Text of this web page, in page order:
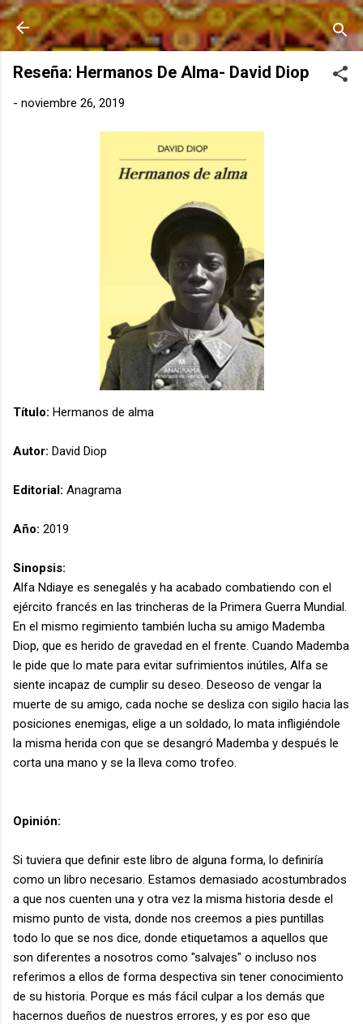
Ir al contenido principal
Reseña: Hermanos De Alma- David Diop
- noviembre 26, 2019
Título: Hermanos de alma
Autor: David Diop
Editorial: Anagrama
Año: 2019
Sinopsis:
Alfa Ndiaye es senegalés y ha acabado combatiendo con el
ejército francés en las trincheras de la Primera Guerra Mundial.
En el mismo regimiento también lucha su amigo Mademba
Diop, que es herido de gravedad en el frente. Cuando Mademba
le pide que lo mate para evitar sufrimientos inútiles, Alfa se
siente incapaz de cumplir su deseo. Deseoso de vengar la
muerte de su amigo, cada noche se desliza con sigilo hacia las
posiciones enemigas, elige a un soldado, lo mata infligiéndole
la misma herida con que se desangró Mademba y después le
corta una mano y se la lleva como trofeo.
Opinión:
Si tuviera que definir este libro de alguna forma, lo definiría
como un libro necesario. Estamos demasiado acostumbrados
a que nos cuenten una y otra vez la misma historia desde el
mismo punto de vista, donde nos creemos a pies puntillas
todo lo que se nos dice, donde etiquetamos a aquellos que
son diferentes a nosotros como "salvajes" o incluso nos
referimos a ellos de forma despectiva sin tener conocimiento
de su historia. Porque es más fácil culpar a los demás que
hacernos dueños de nuestros errores, y es por eso que